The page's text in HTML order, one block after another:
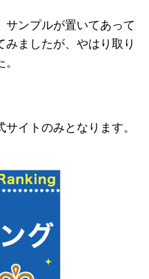
サンプルが置いてあって
みましたが、やはり取り
イトのみとなります。